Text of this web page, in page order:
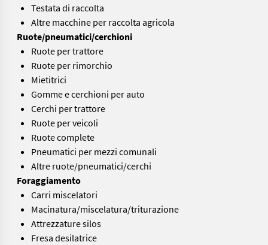
Testata di raccolta
Altre macchine per raccolta agricola
Ruote/pneumatici/cerchioni
Ruote per trattore
Ruote per rimorchio
Mietitrici
Gomme e cerchioni per auto
Cerchi per trattore
Ruote per veicoli
Ruote complete
Pneumatici per mezzi comunali
Altre ruote/pneumatici/cerchi
Foraggiamento
Carri miscelatori
Macinatura/miscelatura/triturazione
Attrezzature silos
Fresa desilatrice